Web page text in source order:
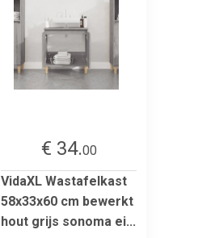
€ 34.00
VidaXL Wastafelkast
58x33x60 cm bewerkt
hout grijs sonoma ei...